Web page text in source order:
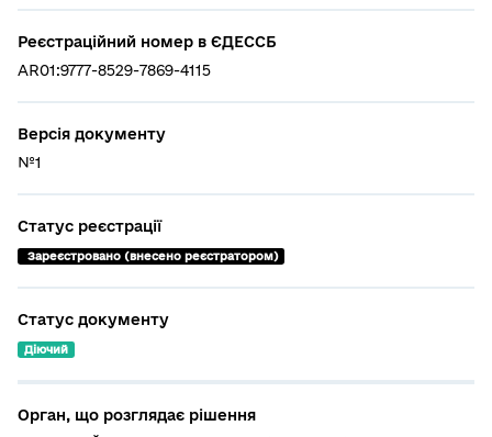
Реєстраційний номер в ЄДЕССБ
AR01:9777-8529-7869-4115
Версія документу
№1
Статус реєстрації
Зареєстровано (внесено реєстратором)
Статус документу
Діючий
Орган, що розглядає рішення